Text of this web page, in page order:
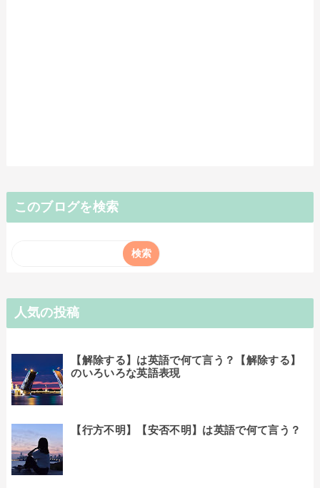
このブログを検索
人気の投稿
【解除する】は英語で何て言う？【解除する】
のいろいろな英語表現
【行方不明】【安否不明】は英語で何て言う？